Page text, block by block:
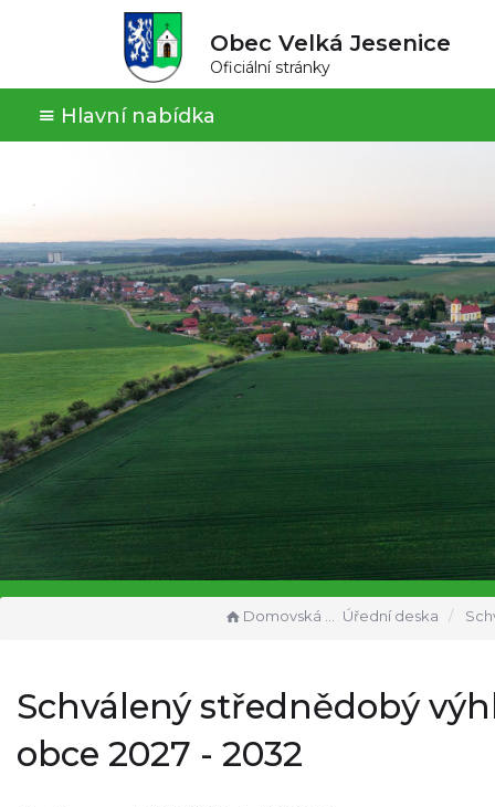
Obec Velká Jesenice
Oficiální stránky
Hlavní nabídka
Domovská stránka Úřední deska Schválený
Schválený střednědobý
obce 2027 - 2032